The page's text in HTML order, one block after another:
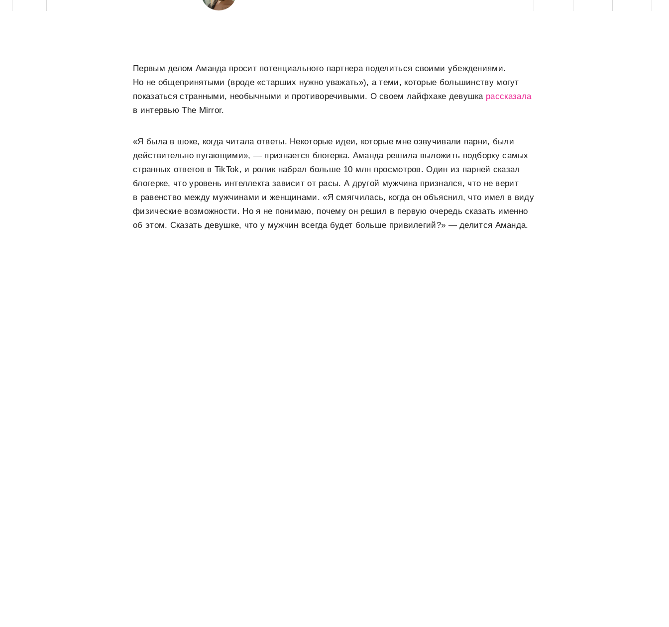
Первым делом Аманда просит потенциального партнера поделиться своими убеждениями.
Но не общепринятыми (вроде «старших нужно уважать»), а теми, которые большинству могут
показаться странными, необычными и противоречивыми. О своем лайфхаке девушка рассказала
в интервью The Mirror.
«Я была в шоке, когда читала ответы. Некоторые идеи, которые мне озвучивали парни, были
действительно пугающими», — признается блогерка. Аманда решила выложить подборку самых
странных ответов в TikTok, и ролик набрал больше 10 млн просмотров. Один из парней сказал
блогерке, что уровень интеллекта зависит от расы. А другой мужчина признался, что не верит
в равенство между мужчинами и женщинами. «Я смягчилась, когда он объяснил, что имел в виду
физические возможности. Но я не понимаю, почему он решил в первую очередь сказать именно
об этом. Сказать девушке, что у мужчин всегда будет больше привилегий?» — делится Аманда.